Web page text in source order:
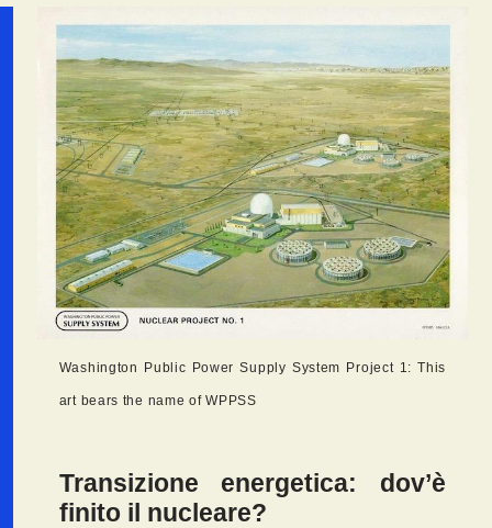
Washington Public Power Supply System Project 1: This
art bears the name of WPPSS
Transizione energetica: dov’è
finito il nucleare?